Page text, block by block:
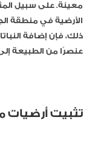
معينة. على سبيل
الأرضية في منطقة
ذلك، فإن إضافة
عنصرًا من الطبيعة
تثبيت أرضيات